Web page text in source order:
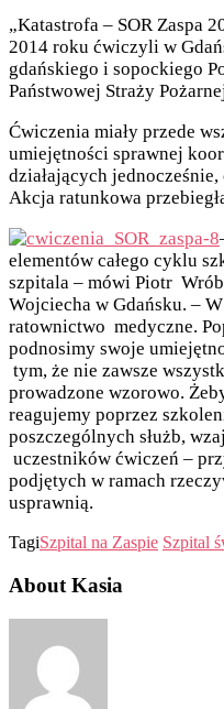
„Katastrofa – SOR Zaspa
2014 roku ćwiczyli w
gdańskiego i sopockiego
Państwowej Straży
Ćwiczenia miały przede
umiejętności sprawnej
działających
Akcja ratunkowa
elementów całego cyklu
szpitala – mówi Piotr
Wojciecha w Gdańsku. –
ratownictwo medyczne.
podnosimy swoje
tym, że nie zawsze
prowadzone wzorowo.
reagujemy poprzez
poszczególnych służb,
uczestników ćwiczeń –
podjętych w ramach
usprawnią.
TagiSzpital na Zaspie Szpital
About Kasia